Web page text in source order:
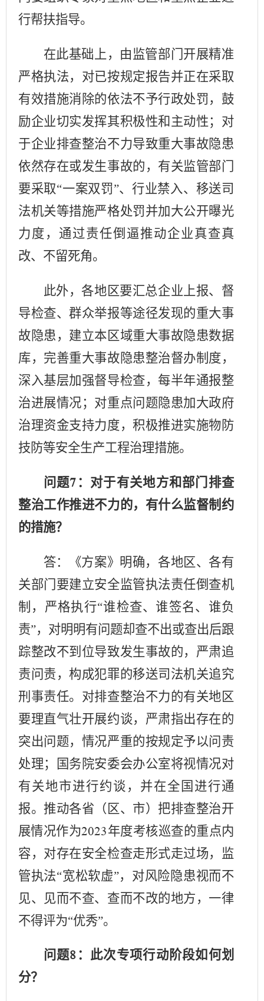
行帮扶指导。
在此基础上，由监管部门开展精准
严格执法，对已按规定报告并正在采取
有效措施消除的依法不予行政处罚，鼓
励企业切实发挥其积极性和主动性；对
于企业排查整治不力导致重大事故隐患
依然存在或发生事故的，有关监管部门
要采取“一案双罚”、行业禁入、移送司
法机关等措施严格处罚并加大公开曝光
力度，通过责任倒逼推动企业真查真
改、不留死角。
此外，各地区要汇总企业上报、督
导检查、群众举报等途径发现的重大事
故隐患，建立本区域重大事故隐患数据
库，完善重大事故隐患整治督办制度，
深入基层加强督导检查，每半年通报整
治进展情况；对重点问题隐患加大政府
治理资金支持力度，积极推进实施物防
技防等安全生产工程治理措施。
问题7 ：对于有关地方和部门排查
整治工作推进不力的，有什么监督制约
的措施？
答：《方案》明确，各地区、各有
关部门要建立安全监管执法责任倒查机
制，严格执行“谁检查、谁签名、谁负
责”，对明明有问题却查不出或查出后跟
踪整改不到位导致发生事故的，严肃追
责问责，构成犯罪的移送司法机关追究
刑事责任。对排查整治不力的有关地区
要理直气壮开展约谈，严肃指出存在的
突出问题，情况严重的按规定予以问责
处理；国务院安委会办公室将视情况对
有关地市进行约谈，并在全国进行通
报。推动各省（区、市）把排查整治开
展情况作为2023年度考核巡查的重点内
容，对存在安全检查走形式走过场，监
管执法“宽松软虚”，对风险隐患视而不
见、见而不查、查而不改的地方，一律
不得评为“优秀”。
问题8 ：此次专项行动阶段如何划
分？